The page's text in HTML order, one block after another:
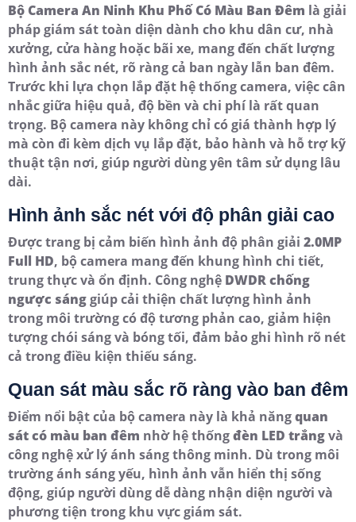
Bộ Camera An Ninh Khu Phố Có Màu Ban Đêm là giải
pháp giám sát toàn diện dành cho khu dân cư, nhà
xưởng, cửa hàng hoặc bãi xe, mang đến chất lượng
hình ảnh sắc nét, rõ ràng cả ban ngày lẫn ban đêm.
Trước khi lựa chọn lắp đặt hệ thống camera, việc cân
nhắc giữa hiệu quả, độ bền và chi phí là rất quan
trọng. Bộ camera này không chỉ có giá thành hợp lý
mà còn đi kèm dịch vụ lắp đặt, bảo hành và hỗ trợ kỹ
thuật tận nơi, giúp người dùng yên tâm sử dụng lâu
dài.
Hình ảnh sắc nét với độ phân giải cao
Được trang bị cảm biến hình ảnh độ phân giải 2.0MP
Full HD, bộ camera mang đến khung hình chi tiết,
trung thực và ổn định. Công nghệ DWDR chống
ngược sánggiúp cải thiện chất lượng hình ảnh
trong môi trường có độ tương phản cao, giảm hiện
tượng chói sáng và bóng tối, đảm bảo ghi hình rõ nét
cả trong điều kiện thiếu sáng.
Quan sát màu sắc rõ ràng vào ban đêm
Điểm nổi bật của bộ camera này là khả năngquan
sát có màu ban đêm nhờ hệ thốngđèn LED trắngvà
công nghệ xử lý ánh sáng thông minh. Dù trong môi
trường ánh sáng yếu, hình ảnh vẫn hiển thị sống
động, giúp người dùng dễ dàng nhận diện người và
phương tiện trong khu vực giám sát.